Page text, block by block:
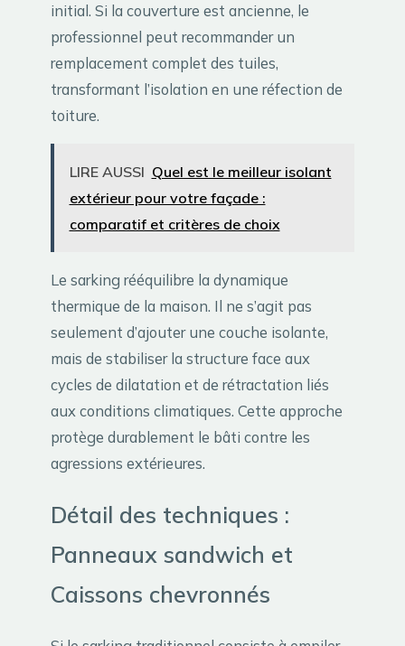
initial. Si la couverture est ancienne, le
professionnel peut recommander un
remplacement complet des tuiles,
transformant l’isolation en une réfection de
toiture.
LIRE AUSSI Quel est le meilleur isolant
extérieur pour votre façade :
comparatif et critères de choix
Le sarking rééquilibre la dynamique
thermique de la maison. Il ne s’agit pas
seulement d’ajouter une couche isolante,
mais de stabiliser la structure face aux
cycles de dilatation et de rétractation liés
aux conditions climatiques. Cette approche
protège durablement le bâti contre les
agressions extérieures.
Détail des techniques :
Panneaux sandwich et
Caissons chevronnés